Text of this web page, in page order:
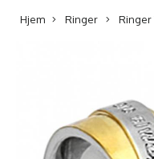
Hjem Ringer Ringer